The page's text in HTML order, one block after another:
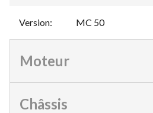
Version: MC 50
Moteur
Châssis